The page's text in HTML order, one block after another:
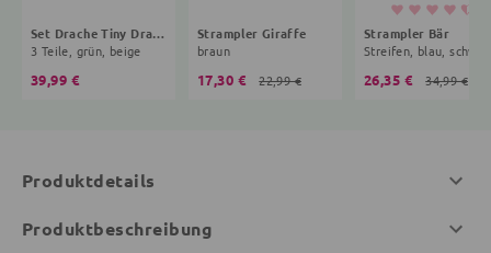
Set Drache Tiny Dragon
3 Teile, grün, beige
39,99 €
Strampler Giraffe
braun
17,30 € 22,99 €
Strampler Bär
Streifen, blau,
26,35 € 34,99 €
Produktdetails
Produktbeschreibung